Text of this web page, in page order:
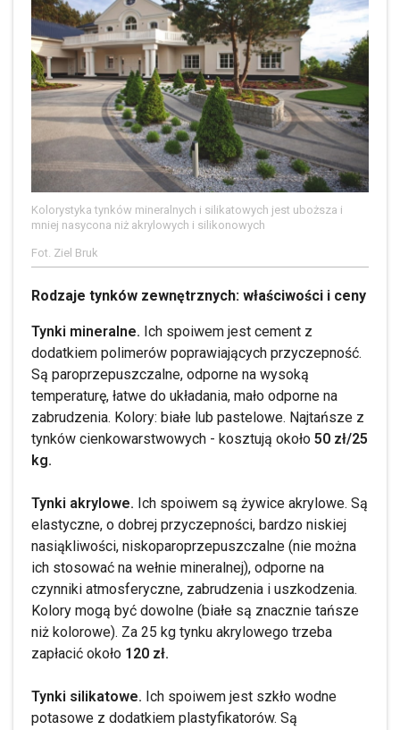
Kolorystyka tynków mineralnych i silikatowych jest uboższa i
mniej nasycona niż akrylowych i silikonowych
Fot. Ziel Bruk
Rodzaje tynków zewnętrznych: właściwości i ceny
Tynki mineralne. Ich spoiwem jest cement z
dodatkiem polimerów poprawiających przyczepność.
Są paroprzepuszczalne, odporne na wysoką
temperaturę, łatwe do układania, mało odporne na
zabrudzenia. Kolory: białe lub pastelowe. Najtańsze z
tynków cienkowarstwowych - kosztują około 50 zł/25
kg.
Tynki akrylowe. Ich spoiwem są żywice akrylowe. Są
elastyczne, o dobrej przyczepności, bardzo niskiej
nasiąkliwości, niskoparoprzepuszczalne (nie można
ich stosować na wełnie mineralnej), odporne na
czynniki atmosferyczne, zabrudzenia i uszkodzenia.
Kolory mogą być dowolne (białe są znacznie tańsze
niż kolorowe). Za 25 kg tynku akrylowego trzeba
zapłacić około 120 zł.
Tynki silikatowe. Ich spoiwem jest szkło wodne
potasowe z dodatkiem plastyfikatorów. Są